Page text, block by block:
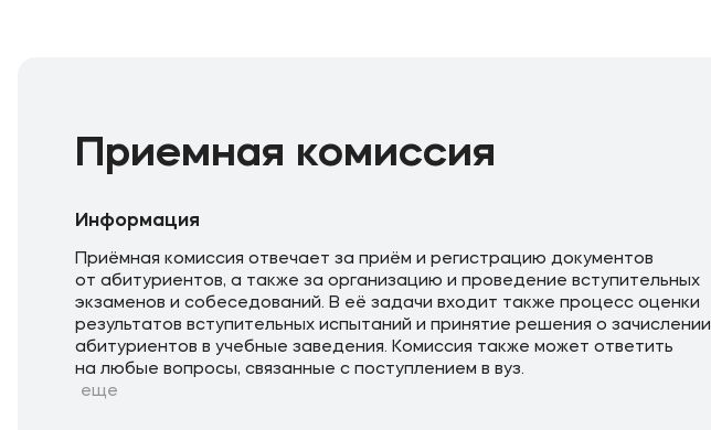
Приемная комиссия
Информация
Приёмная комиссия отвечает за приём и регистрацию документов
от абитуриентов, а также за организацию и проведение вступительных
экзаменов и собеседований. В её задачи входит также процесс оценки
результатов вступительных испытаний и принятие решения о зачислении
абитуриентов в учебные заведения. Комиссия также может ответить
на любые вопросы, связанные с поступлением в вуз.
еще